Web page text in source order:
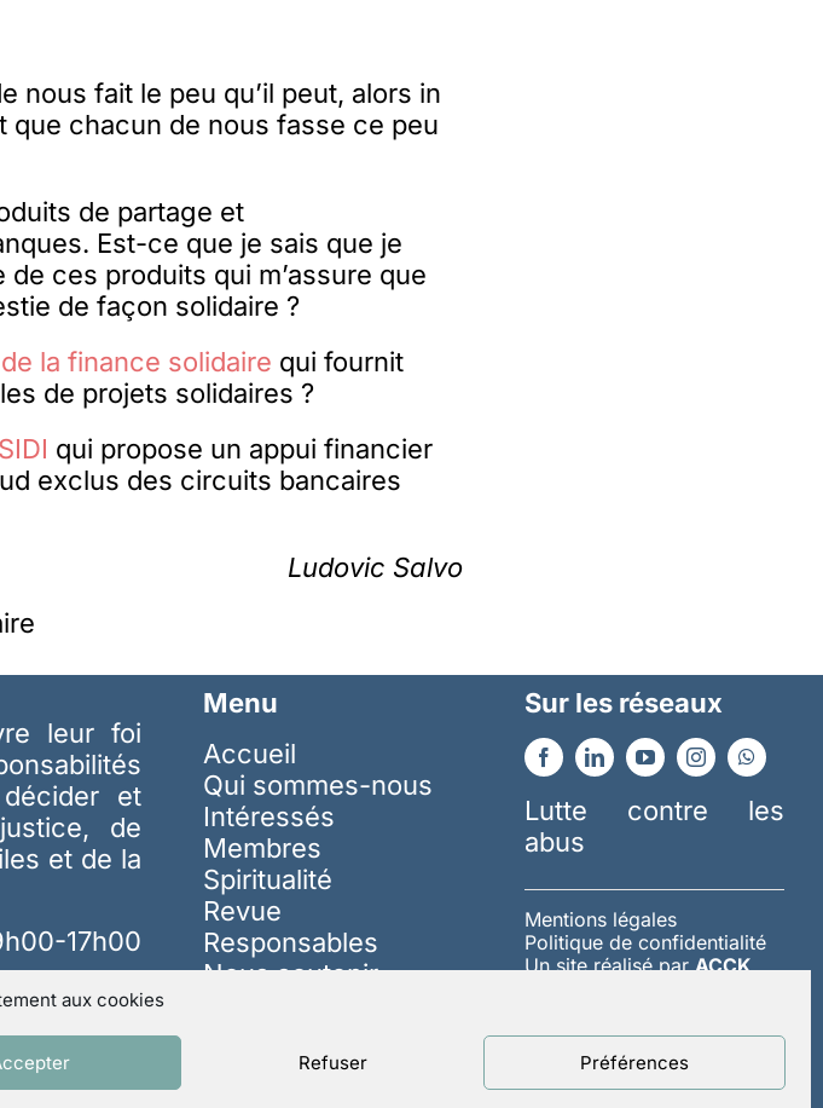
aux cookies
Refuser Préférences
nous fait le peu qu’il peut, alors in
que chacun de nous fasse ce peu
de partage et
Est-ce que je sais que je
ces produits qui m’assure que
de façon solidaire ?
la finance solidaire qui fournit
de projets solidaires ?
qui propose un appui financier
exclus des circuits bancaires
Ludovic Salvo
leur foi
et
de
et de la
17h00
Menu
Accueil
Qui sommes-nous
Intéressés
Membres
Spiritualité
Revue
Responsables
Nous soutenir
Sur les réseaux
Lutte contre les
abus
Mentions légales
Politique de confidentialité
Un site réalisé parACCK